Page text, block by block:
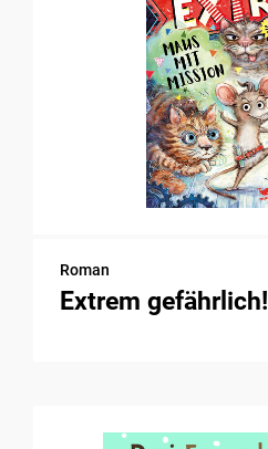
Roman
Extrem gefährlich!